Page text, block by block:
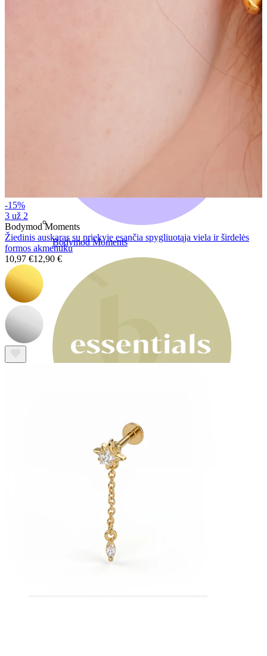
Bodymod Moments
Bodymod Essentials
Įsigyk 4, mokėk už 3
-15%
3 už 2
Bodymod Moments
Žiedinis auskaras su priekyje esančia spygliuotąja viela ir širdelės
formos akmenuku
10,97 €12,90 €